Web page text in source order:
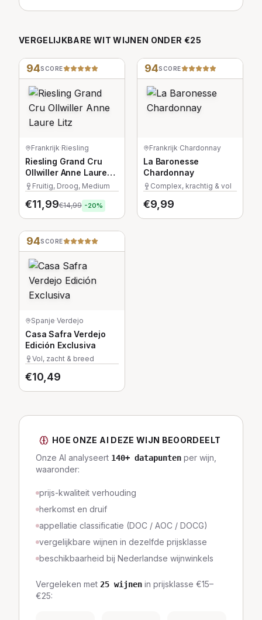
VERGELIJKBARE WIT WIJNEN ONDER €25
94SCORE
Frankrijk·Riesling
Riesling Grand Cru
Ollwiller Anne Laure
LitzFruitig, Droog, Medium
€11,99€14,99 -20%
94SCORE
Frankrijk·Chardonnay
La Baronesse
Chardonnay
Complex, krachtig & vol
€9,99
94SCORE
Spanje·Verdejo
Casa Safra Verdejo
Edición Exclusiva
Vol, zacht & breed
€10,49
HOE ONZE AI DEZE WIJN BEOORDEELT
Onze AI analyseert 140+ datapunten per wijn,
waaronder:
prijs-kwaliteit verhouding
herkomst en druif
appellatie classificatie (DOC / AOC / DOCG)
vergelijkbare wijnen in dezelfde prijsklasse
beschikbaarheid bij Nederlandse wijnwinkels
Vergeleken met 25 wijnen in prijsklasse €15–
€25: